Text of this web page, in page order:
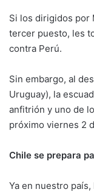
Si los dirigidos por
tercer puesto, les
contra Perú.
Sin embargo, al
Uruguay), la
anfitrión y uno de
próximo viernes 2
Chile se prepara
Ya en nuestro